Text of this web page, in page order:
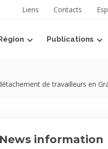
Liens Contacts
Publications
de travailleurs en
News information